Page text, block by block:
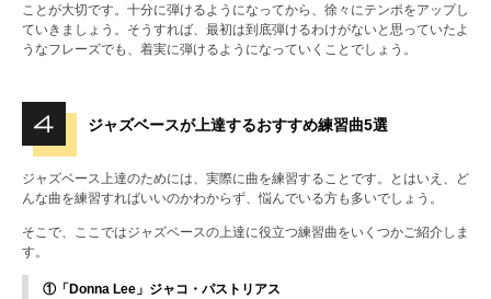
ことが大切です。十分に弾けるようになってから、徐々にテンポをアップし
ていきましょう。そうすれば、最初は到底弾けるわけがないと思っていたよ
うなフレーズでも、着実に弾けるようになっていくことでしょう。
ジャズベースが上達するおすすめ練習曲5選
ジャズベース上達のためには、実際に曲を練習することです。とはいえ、ど
んな曲を練習すればいいのかわからず、悩んでいる方も多いでしょう。
そこで、ここではジャズベースの上達に役立つ練習曲をいくつかご紹介しま
す。
①「Donna Lee」ジャコ・パストリアス